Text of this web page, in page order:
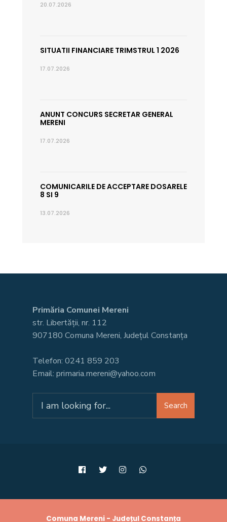
20.07.2026
SITUATII FINANCIARE TRIMSTRUL 1 2026
17.07.2026
ANUNT CONCURS SECRETAR GENERAL
MERENI
17.07.2026
COMUNICARILE DE ACCEPTARE DOSARELE
8 SI 9
13.07.2026
Primăria Comunei Mereni
str. Libertății, nr. 112
907180 Comuna Mereni, Județul Constanța
Telefon: 0241 859 203
Email: primaria.mereni@yahoo.com
for:
Search
Comuna Mereni - Județul Constanța